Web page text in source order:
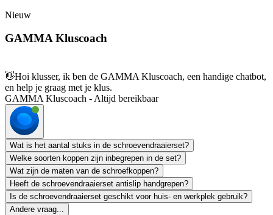
Nieuw
GAMMA Kluscoach
👋Hoi klusser, ik ben de GAMMA Kluscoach, een handige chatbot,
en help je graag met je klus.
GAMMA Kluscoach - Altijd bereikbaar
Wat is het aantal stuks in de schroevendraaierset?
Welke soorten koppen zijn inbegrepen in de set?
Wat zijn de maten van de schroefkoppen?
Heeft de schroevendraaierset antislip handgrepen?
Is de schroevendraaierset geschikt voor huis- en werkplek gebruik?
Andere vraag...